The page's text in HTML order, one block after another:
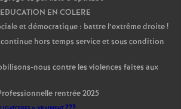
EN COLERE
et démocratique : battre l’extrême droite!
hors temps service et sous condition
nous contre les violences faites aux
rentrée 2025